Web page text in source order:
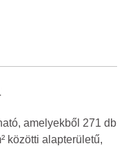
amelyekből 271 db
közötti alapterületű,